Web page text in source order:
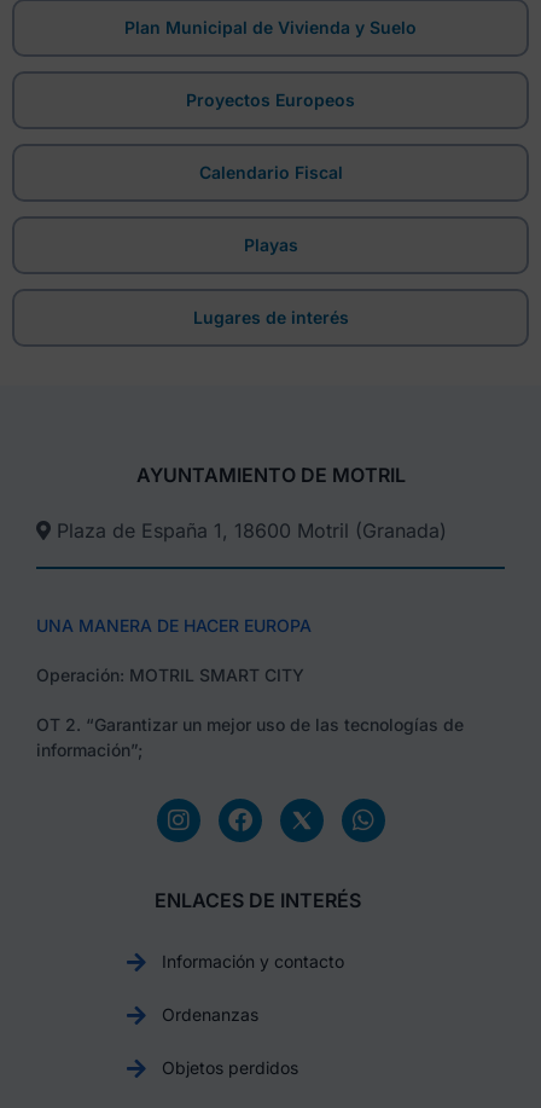
Plan Municipal de Vivienda y Suelo
Proyectos Europeos
Calendario Fiscal
Playas
Lugares de interés
AYUNTAMIENTO DE MOTRIL
Plaza de España 1, 18600 Motril (Granada)​
UNA MANERA DE HACER EUROPA
Operación: MOTRIL SMART CITY
OT 2. “Garantizar un mejor uso de las tecnologías de
información”;
ENLACES DE INTERÉS
Información y contacto
Ordenanzas
Objetos perdidos